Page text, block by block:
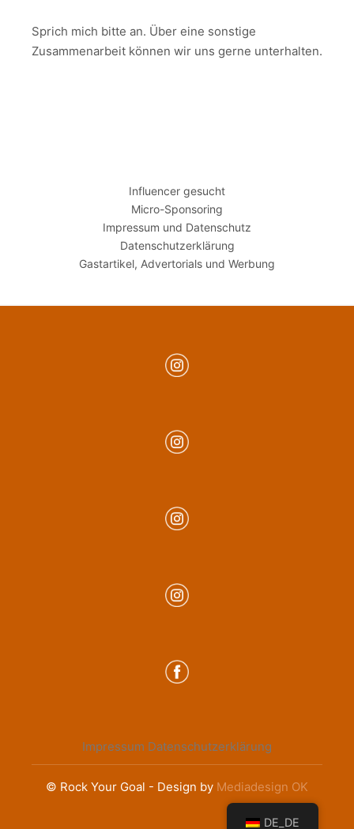
Sprich mich bitte an. Über eine sonstige
Zusammenarbeit können wir uns gerne unterhalten.
Influencer gesucht
Micro-Sponsoring
Impressum und Datenschutz
Datenschutzerklärung
Gastartikel, Advertorials und Werbung
Impressum Datenschutzerklärung
© Rock Your Goal - Design by Mediadesign OK
DE_DE